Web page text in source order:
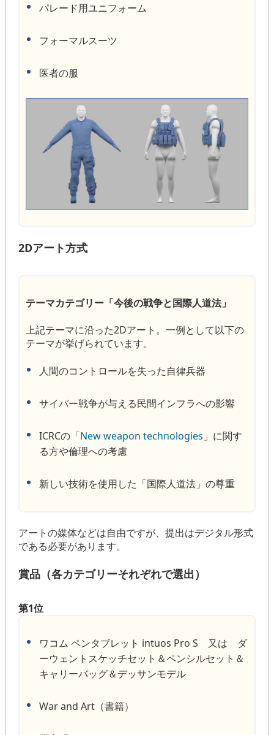
パレード用ユニフォーム
フォーマルスーツ
医者の服
2Dアート方式
テーマカテゴリー「今後の戦争と国際人道法」
上記テーマに沿った2Dアート。一例として以下の
テーマが挙げられています。
人間のコントロールを失った自律兵器
サイバー戦争が与える民間インフラへの影響
ICRCの「New weapon technologies 」に関す
る方や倫理への考慮
新しい技術を使用した「国際人道法」の尊重
アートの媒体などは自由ですが、提出はデジタル形式
である必要があります。
賞品（各カテゴリーそれぞれで選出）
第1位
ワコム ペンタブレット intuos Pro S 又は ダ
ーウェントスケッチセット＆ペンシルセット＆
キャリーバッグ＆デッサンモデル
War and Art（書籍）